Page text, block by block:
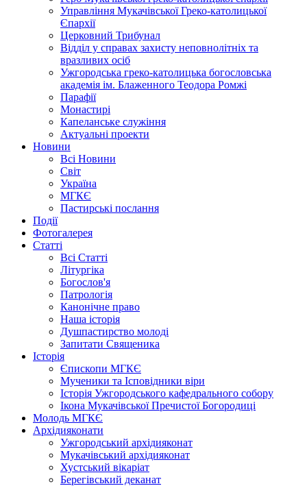
Управління Мукачівської Греко-католицької
Єпархії
Церковний Трибунал
Відділ у справах захисту неповнолітніх та
вразливих осіб
Ужгородська греко-католицька богословська
академія ім. Блаженного Теодора Ромжі
Парафії
Монастирі
Капеланське служіння
Актуальні проекти
Новини
Всі Новини
Світ
Україна
МГКЄ
Пастирські послання
Події
Фотогалерея
Статті
Всі Статті
Літургіка
Богослов'я
Патрологія
Канонічне право
Наша історія
Душпастирство молоді
Запитати Священика
Історія
Єпископи МГКЄ
Мученики та Ісповідники віри
Історія Ужгородського кафедрального собору
Ікона Мукачівської Пречистої Богородиці
Молодь МГКЄ
Архідияконати
Ужгородський архідияконат
Мукачівський архідияконат
Хустський вікаріат
Берегівський деканат